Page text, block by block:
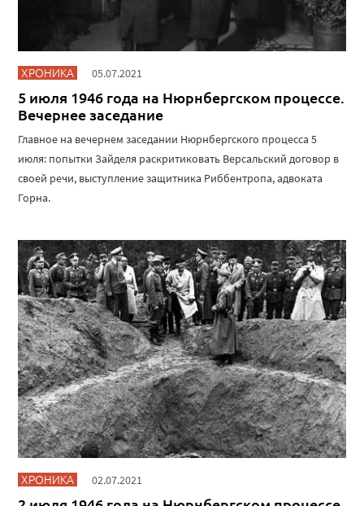
ХРОНИКА 05.07.2021
5 июля 1946 года на Нюрнбергском процессе.
Вечернее заседание
Главное на вечернем заседании Нюрнбергского процесса 5
июля: попытки Зайделя раскритиковать Версальский договор в
своей речи, выступление защитника Риббентропа, адвоката
Горна.
ХРОНИКА 02.07.2021